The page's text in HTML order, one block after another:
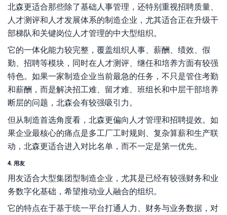
北森更适合那些除了基础人事管理，还特别重视招聘质量、
人才测评和人才发展体系的制造企业，尤其适合正在升级干
部梯队和关键岗位人才管理的中大型组织。
它的一体化能力较完整，覆盖组织人事、薪酬、绩效、假
勤、招聘等模块，同时在人才测评、继任和培养方面有较强
特色。如果一家制造企业当前最急的任务，不只是管住考勤
和薪酬，而是解决招工难、留才难、班组长和中层干部培养
断层的问题，北森会有较强吸引力。
但从制造首选角度看，北森更偏向人才管理和招聘提效。如
果企业最核心的痛点是多工厂工时规则、复杂算薪和生产联
动，北森更适合进入对比名单，而不一定是第一优先。
4. 用友
用友适合大型集团型制造企业，尤其是已经有较强财务和业
务数字化基础，希望推动业人融合的组织。
它的特点在于基于统一平台打通人力、财务与业务数据，对